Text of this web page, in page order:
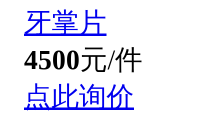
牙掌片
4500元/件
点此询价